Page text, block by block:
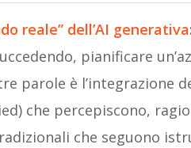
reale” dell’AI generativa:
pianificare
parole è l’integrazione
che percepiscono,
che seguono